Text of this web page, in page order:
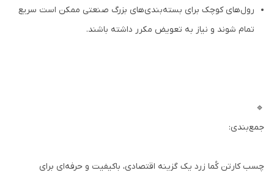
رول‌های کوچک برای بسته‌بندی‌های بزرگ صنعتی ممکن است سریع
تمام شوند و نیاز به تعویض مکرر داشته باشند.
🔹
جمع‌بندی:
چسب کارتن کُما زرد یک گزینه اقتصادی، باکیفیت و حرفه‌ای برای